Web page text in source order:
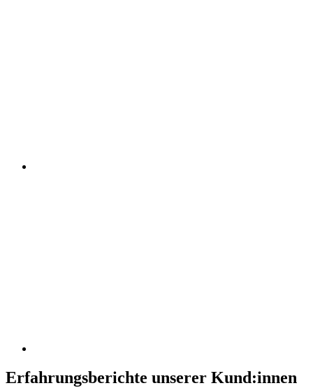
Erfahrungsberichte unserer Kund:innen